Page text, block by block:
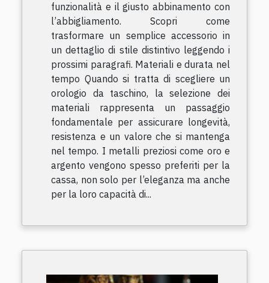
funzionalità e il giusto abbinamento con
l’abbigliamento. Scopri come
trasformare un semplice accessorio in
un dettaglio di stile distintivo leggendo i
prossimi paragrafi. Materiali e durata nel
tempo Quando si tratta di scegliere un
orologio da taschino, la selezione dei
materiali rappresenta un passaggio
fondamentale per assicurare longevità,
resistenza e un valore che si mantenga
nel tempo. I metalli preziosi come oro e
argento vengono spesso preferiti per la
cassa, non solo per l’eleganza ma anche
per la loro capacità di...